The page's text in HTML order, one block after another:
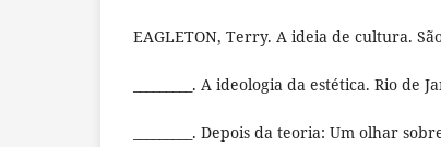
EAGLETON, Terry. A ideia de cultura.
_________. A ideologia da estética. Rio de
_________. Depois da teoria: Um olhar